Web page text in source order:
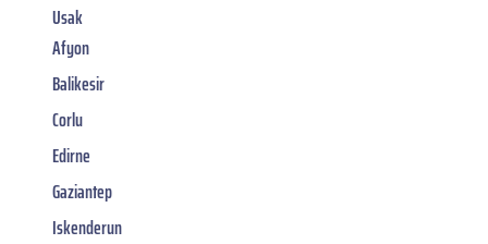
Usak
Afyon
Balikesir
Corlu
Edirne
Gaziantep
Iskenderun